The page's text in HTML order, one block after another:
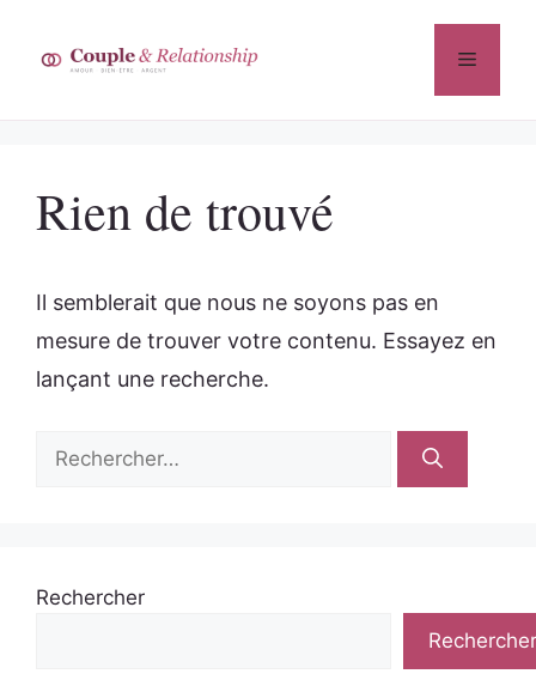
contenu
Menu
Rien de trouvé
Il semblerait que nous ne soyons pas en
mesure de trouver votre contenu. Essayez en
lançant une recherche.
Rechercher :
Rechercher
Rechercher